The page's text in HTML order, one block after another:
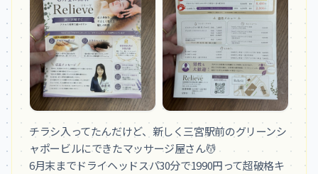
チラシ入ってたんだけど、新しく三宮駅前のグリーンシ
ャポービルにできたマッサージ屋さん💆
6月末までドライヘッドスパ30分で1990円って超破格キ